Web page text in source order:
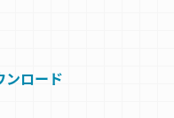
ンロード